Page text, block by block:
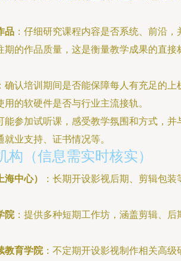
品 ：仔细研究课程内容是否系统、前沿，
期的作品质量，这是衡量教学成果的直接
：确认培训期间是否能保障每人有充足的上
的软硬件是否与行业主流接轨。
能参加试听课，感受教学氛围和方式，并
业支持、证书情况等。
构（信息需实时核实）
中心）
：长期开设影视后期、剪辑包装
院：提供多种短期工作坊，涵盖剪辑、后
教育学院：不定期开设影视制作相关高级